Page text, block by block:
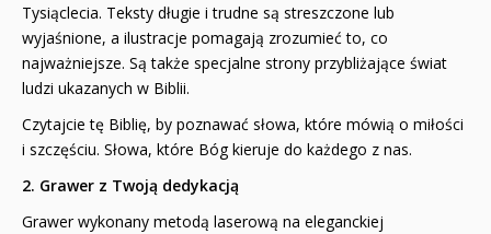
Tysiąclecia. Teksty długie i trudne są streszczone lub
wyjaśnione, a ilustracje pomagają zrozumieć to, co
najważniejsze. Są także specjalne strony przybliżające świat
ludzi ukazanych w Biblii.
Czytajcie tę Biblię, by poznawać słowa, które mówią o miłości
i szczęściu. Słowa, które Bóg kieruje do każdego z nas.
2. Grawer z Twoją dedykacją
Grawer wykonany metodą laserową na eleganckiej